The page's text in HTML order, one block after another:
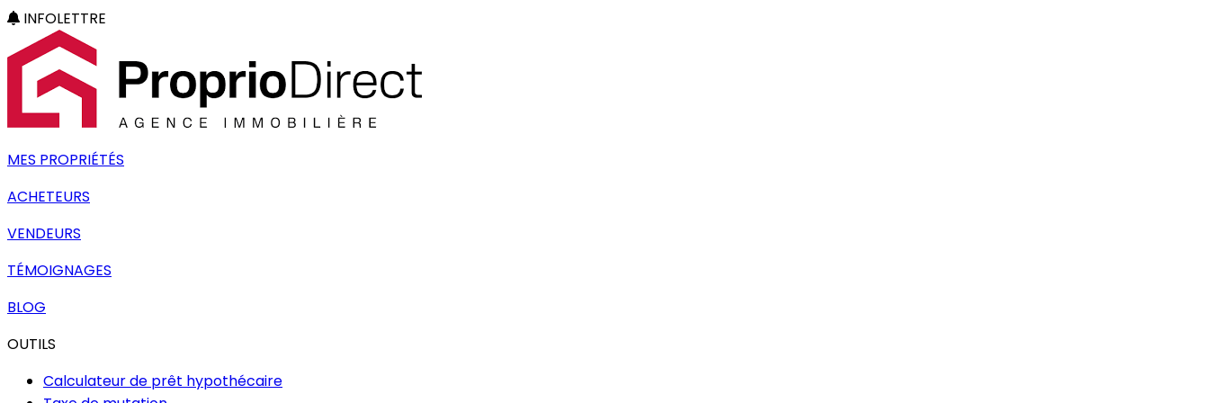
INFOLETTRE
MES PROPRIÉTÉS
ACHETEURS
VENDEURS
TÉMOIGNAGES
BLOG
OUTILS
Calculateur de prêt hypothécaire